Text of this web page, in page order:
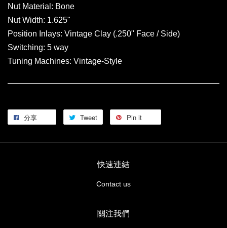
Nut Material: Bone
Nut Width: 1.625"
Position Inlays: Vintage Clay (.250" Face / Side)
Switching: 5 way
Tuning Machines: Vintage-Style
分享 Tweet Pin it
快速連結
Contact us
關注我們